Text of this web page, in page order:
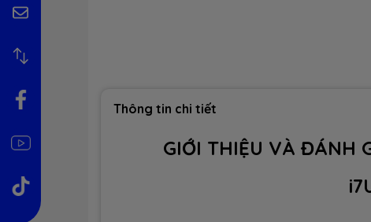
Thông tin chi tiết
GIỚI THIỆU VÀ ĐÁNH